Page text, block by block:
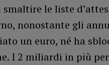
le liste
nonostante gli
un euro, né ha
I 2 miliardi in più